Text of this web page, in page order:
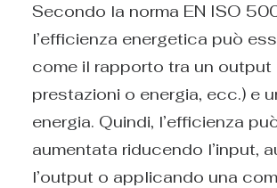
Secondo la norma EN ISO
l’efficienza energetica può
come il rapporto tra un output
prestazioni o energia, ecc.) e
energia. Quindi, l’efficienza
aumentata riducendo l’input,
l’output o applicando una